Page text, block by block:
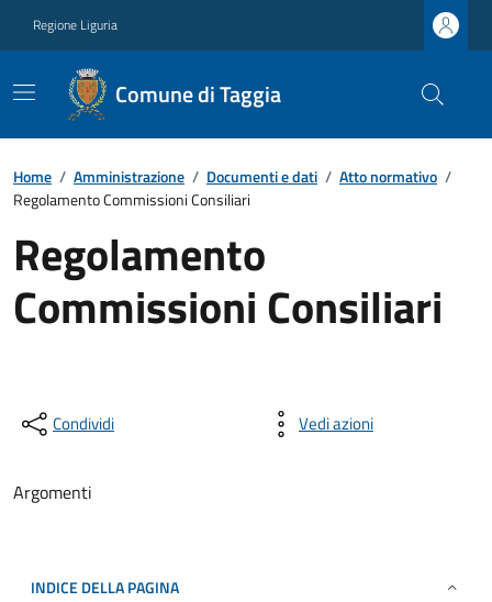
Regione Liguria
Comune di Taggia
Home / Amministrazione / Documenti e dati / Atto normativo /
Regolamento Commissioni Consiliari
Regolamento
Commissioni Consiliari
Condividi Vedi azioni
Argomenti
INDICE DELLA PAGINA